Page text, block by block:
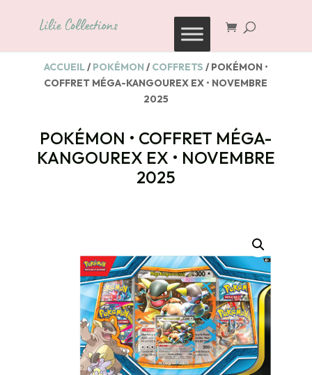
ACCUEIL/ POKÉMON / COFFRETS / POKÉMON •
COFFRET MÉGA-KANGOUREX EX • NOVEMBRE
2025
POKÉMON • COFFRET MÉGA-
KANGOUREX EX • NOVEMBRE
2025